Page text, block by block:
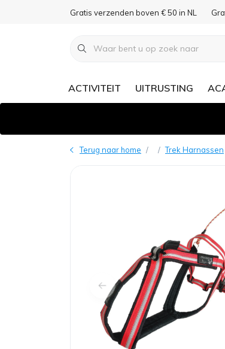
Gratis verzenden boven € 50 in NL
ACTIVITEIT UITRUSTING
Terug naar home Trek Harnassen